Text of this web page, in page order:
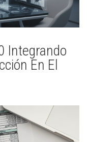
Integrando
En El